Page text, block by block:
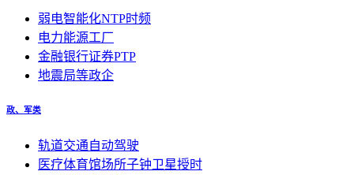
弱电智能化NTP时频
电力能源工厂
金融银行证券PTP
地震局等政企
政、军类
轨道交通自动驾驶
医疗体育馆场所子钟卫星授时